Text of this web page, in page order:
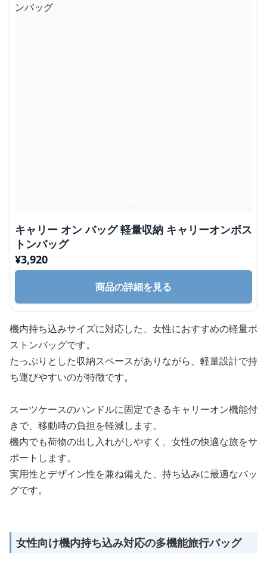
キャリー オン バッグ 軽量収納 キャリーオンボス
トンバッグ
¥3,920
商品の詳細を見る
機内持ち込みサイズに対応した、女性におすすめの軽量ボ
ストンバッグです。
たっぷりとした収納スペースがありながら、軽量設計で持
ち運びやすいのが特徴です。
スーツケースのハンドルに固定できるキャリーオン機能付
きで、移動時の負担を軽減します。
機内でも荷物の出し入れがしやすく、女性の快適な旅をサ
ポートします。
実用性とデザイン性を兼ね備えた、持ち込みに最適なバッ
グです。
女性向け機内持ち込み対応の多機能旅行バッグ